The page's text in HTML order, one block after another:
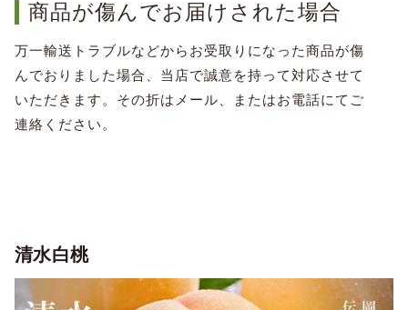
商品が傷んでお届けされた場合
万一輸送トラブルなどからお受取りになった商品が傷
んでおりました場合、当店で誠意を持って対応させて
いただきます。その折はメール、またはお電話にてご
連絡ください。
清水白桃